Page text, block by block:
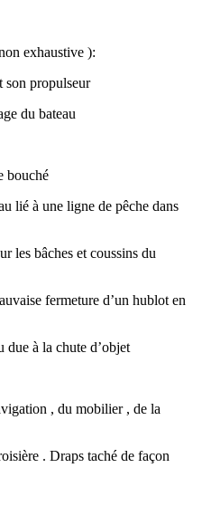
exhaustive ):
son propulseur
du bateau
bouché
lié à une ligne de pêche dans
les bâches et coussins du
fermeture d’un hublot en
à la chute d’objet
, du mobilier , de la
. Draps taché de façon